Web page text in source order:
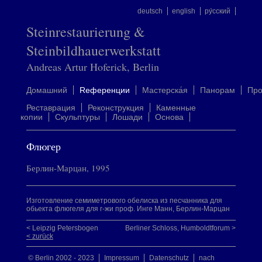
deutsch english ру́сский
Steinrestaurierung &
Steinbildhauerwerkstatt
Andreas Artur Hoferick, Berlin
Домашний Rеференции Mастерска́я Панорам
Реставрация
Реконструкция
Каменные
копии
Скульптуры Лошади Oснова
Флюгер
Берлин-Марцан, 1995
Изготовление семиметрового обелиска из песчанника для
обьекта флюгеля для г-жи проф. Инге Манн, Берлин-Марцан
Berliner Schloss, Humboldtforum >
< Leipzig Petersbogen
< zurück
© Berlin 2002 - 2023 Impressum Datenschutz nach